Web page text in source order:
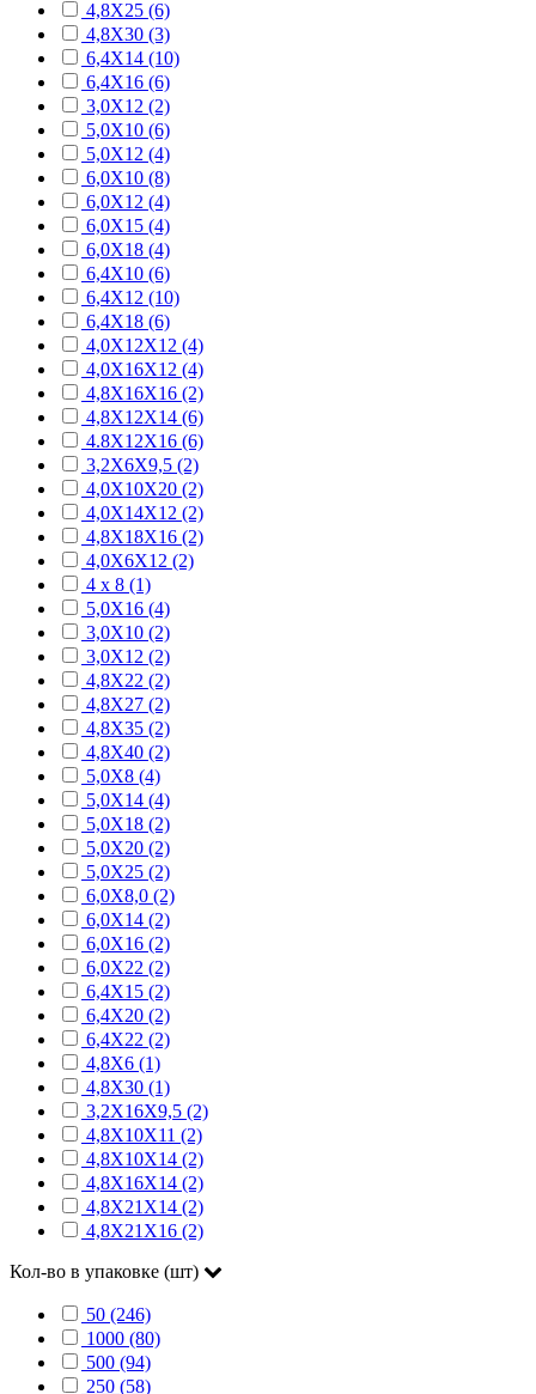
4,8X25 (6)
4,8X30 (3)
6,4Х14 (10)
6,4Х16 (6)
3,0X12 (2)
5,0Х10 (6)
5,0Х12 (4)
6,0Х10 (8)
6,0Х12 (4)
6,0Х15 (4)
6,0Х18 (4)
6,4Х10 (6)
6,4Х12 (10)
6,4Х18 (6)
4,0Х12Х12 (4)
4,0Х16Х12 (4)
4,8Х16Х16 (2)
4,8Х12Х14 (6)
4.8Х12Х16 (6)
3,2Х6Х9,5 (2)
4,0Х10Х20 (2)
4,0Х14Х12 (2)
4,8Х18Х16 (2)
4,0Х6Х12 (2)
4 х 8 (1)
5,0Х16 (4)
3,0Х10 (2)
3,0Х12 (2)
4,8Х22 (2)
4,8Х27 (2)
4,8Х35 (2)
4,8Х40 (2)
5,0Х8 (4)
5,0Х14 (4)
5,0Х18 (2)
5,0Х20 (2)
5,0Х25 (2)
6,0Х8,0 (2)
6,0Х14 (2)
6,0Х16 (2)
6,0Х22 (2)
6,4Х15 (2)
6,4Х20 (2)
6,4Х22 (2)
4,8Х6 (1)
4,8Х30 (1)
3,2Х16Х9,5 (2)
4,8Х10Х11 (2)
4,8Х10Х14 (2)
4,8Х16Х14 (2)
4,8Х21Х14 (2)
4,8Х21Х16 (2)
Кол-во в упаковке (шт)
50 (246)
1000 (80)
500 (94)
250 (58)